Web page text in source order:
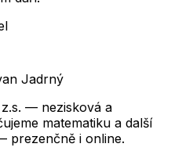
Jadrný
— nezisková a
matematiku a další
prezenčně i online.